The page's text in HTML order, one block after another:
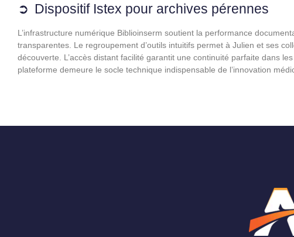
Dispositif Istex pour archives pérennes
L’infrastructure numérique Biblioinserm soutient la performance
transparentes. Le regroupement d’outils intuitifs permet à Julien et ses
découverte. L’accès distant facilité garantit une continuité parfaite dans
plateforme demeure le socle technique indispensable de l’innovation